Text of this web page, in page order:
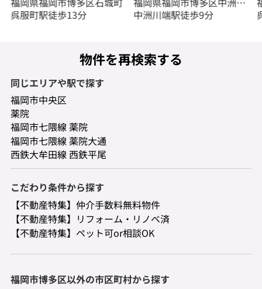
呉服町駅徒歩13分
島町
中洲川端駅徒歩9分
物件を再検索する
同じエリアや駅で探す
福岡市中央区
薬院
福岡市七隈線 薬院
福岡市七隈線 薬院大通
西鉄大牟田線 西鉄平尾
こだわり条件から探す
【不動産特集】仲介手数料無料物件
【不動産特集】リフォーム・リノベ済
【不動産特集】ペット可or相談OK
福岡市博多区以外の市区町村から探す